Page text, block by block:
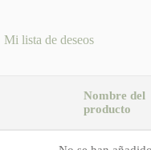
Mi lista de deseos
Nombre del
producto